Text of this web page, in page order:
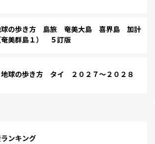
の歩き方 島旅 奄美大島 喜界島 加計
奄美群島１） ５訂版
球の歩き方 タイ ２０２７～２０２８
ンキング